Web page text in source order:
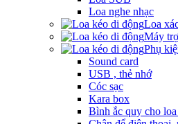
Loa nghe nhạc
Loa
Máy
Phụ
Sound card
USB , thẻ nhớ
Cóc sạc
Kara box
Bình ắc quy cho